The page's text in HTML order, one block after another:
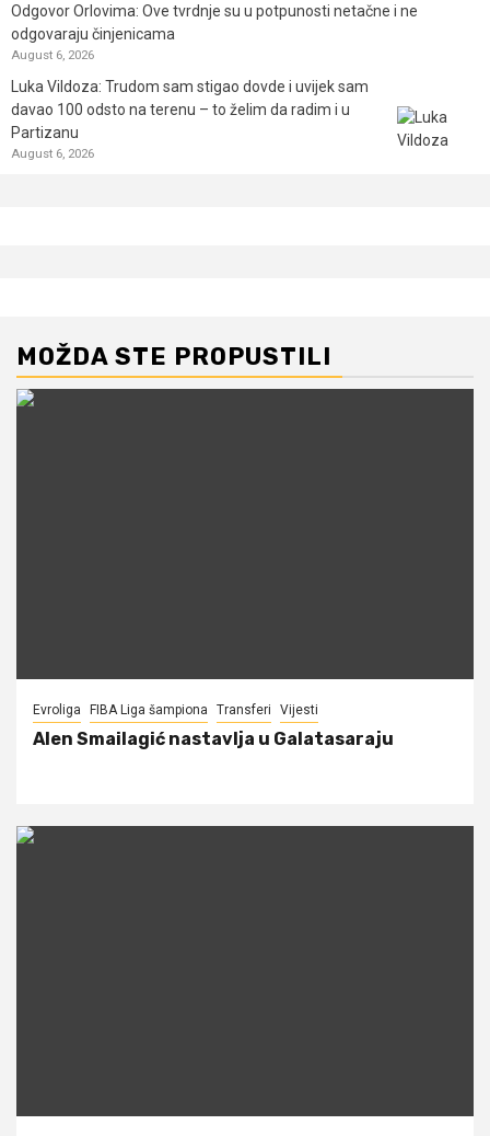
Odgovor Orlovima: ​Ove tvrdnje su u potpunosti netačne i ne
odgovaraju činjenicama
August 6, 2026
Luka Vildoza: Trudom sam stigao dovde i uvijek sam
davao 100 odsto na terenu – to želim da radim i u
Partizanu
August 6, 2026
MOŽDA STE PROPUSTILI
Evroliga FIBA Liga šampiona Transferi Vijesti
Alen Smailagić nastavlja u Galatasaraju